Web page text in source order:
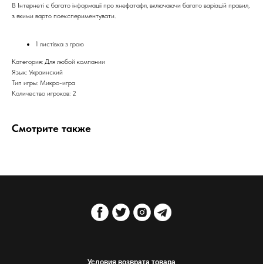
В Інтернеті є багато інформації про хнефатафл, включаючи багато варіацій правил,
з якими варто поекспериментувати.
1 листівка з грою
Категория: Для любой компании
Язык: Украинский
Тип игры: Микро-игра
Количество игроков: 2
Смотрите также
Условия возврата товара